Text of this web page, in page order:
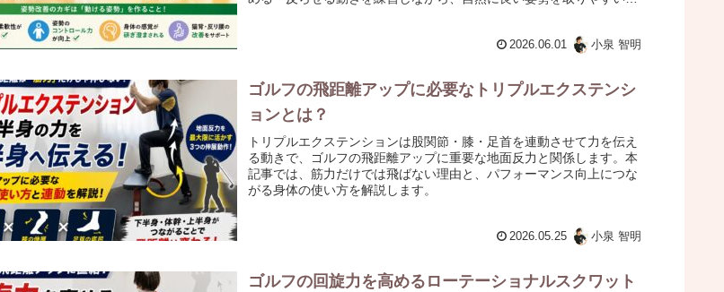
2026.06.01 小泉 智明
ゴルフの飛距離アップに必要なトリプルエクステンシ
ョンとは？
トリプルエクステンションは股関節・膝・足首を連動させて力を伝え
る動きで、ゴルフの飛距離アップに重要な地面反力と関係します。本
記事では、筋力だけでは飛ばない理由と、パフォーマンス向上につな
がる身体の使い方を解説します。
2026.05.25 小泉 智明
ゴルフの回旋力を高めるローテーショナルスクワット